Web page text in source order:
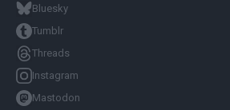
Bluesky
Tumblr
Threads
Instagram
Mastodon